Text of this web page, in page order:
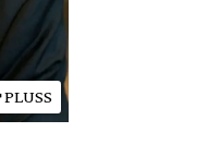
PLUSS